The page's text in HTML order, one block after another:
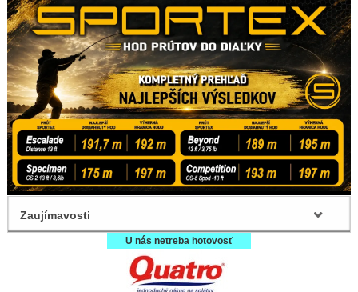
Zaujímavosti
U nás netreba hotovosť